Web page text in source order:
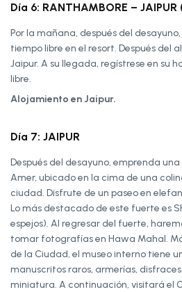
Día 6: RANTHAMBORE –
Por la mañana, después del
tiempo libre en el resort. Después del
Jaipur. A su llegada, regístrese en su
libre.
Alojamiento en Jaipur.
Día 7: JAIPUR
Después del desayuno, emprenda
Amer, ubicado en la cima de una
ciudad. Disfrute de un paseo en
Lo más destacado de este fuerte es
espejos). Al regresar del fuerte,
tomar fotografías en Hawa Mahal.
de la Ciudad, el museo interno tiene
manuscritos raros, armerías,
miniatura. A continuación, visitará el